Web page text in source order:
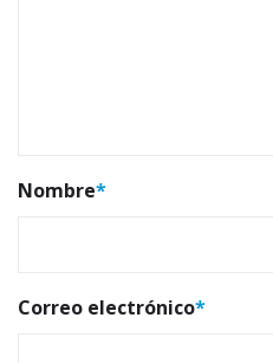
Nombre*
Correo electrónico*